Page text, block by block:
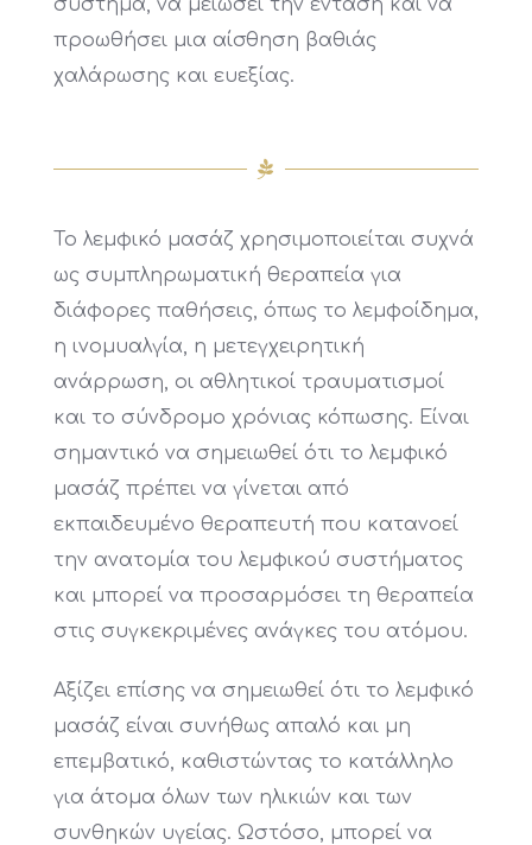
προωθήσει μια αίσθηση βαθιάς
χαλάρωσης και ευεξίας.
Το λεμφικό μασάζ χρησιμοποιείται συχνά
ως συμπληρωματική θεραπεία για
διάφορες παθήσεις, όπως το λεμφοίδημα,
η ινομυαλγία, η μετεγχειρητική
ανάρρωση, οι αθλητικοί τραυματισμοί
και το σύνδρομο χρόνιας κόπωσης. Είναι
σημαντικό να σημειωθεί ότι το λεμφικό
μασάζ πρέπει να γίνεται από
εκπαιδευμένο θεραπευτή που κατανοεί
την ανατομία του λεμφικού συστήματος
και μπορεί να προσαρμόσει τη θεραπεία
στις συγκεκριμένες ανάγκες του ατόμου.
Αξίζει επίσης να σημειωθεί ότι το λεμφικό
μασάζ είναι συνήθως απαλό και μη
επεμβατικό, καθιστώντας το κατάλληλο
για άτομα όλων των ηλικιών και των
συνθηκών υγείας. Ωστόσο, μπορεί να